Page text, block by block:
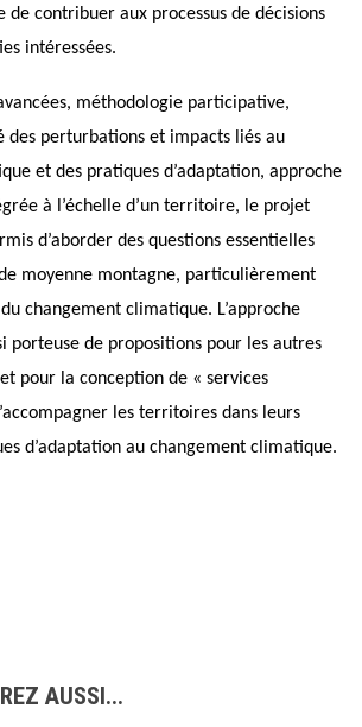
de contribuer aux processus de décisions
intéressées.
méthodologie participative,
des perturbations et impacts liés au
et des pratiques d’adaptation, approche
à l’échelle d’un territoire, le projet
d’aborder des questions essentielles
moyenne montagne, particulièrement
changement climatique. L’approche
porteuse de propositions pour les autres
pour la conception de « services
les territoires dans leurs
d’adaptation au changement climatique.
AUSSI...